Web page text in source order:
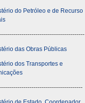
do Petróleo e de Recurso
das Obras Públicas
dos Transportes e